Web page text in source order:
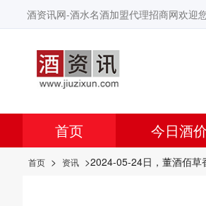
酒资讯网-酒水名酒加盟代理招商网欢迎
首页 今日酒价
首页 > 资讯 >2024-05-24日，董酒佰